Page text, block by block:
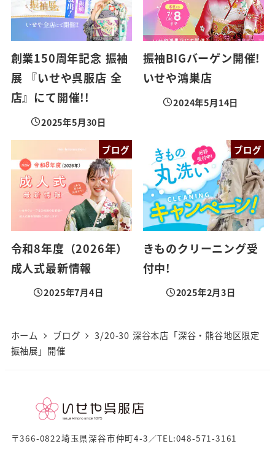
創業150周年記念 振袖
展 『いせや呉服店 全
店』にて開催!!
投稿日
2025年5月30日
振袖BIGバーゲン開催!
いせや鴻巣店
投稿日
2024年5月14日
ブログ
令和8年度（2026年）
成人式最新情報
投稿日
2025年7月4日
ブログ
きものクリーニング受
付中!
投稿日
2025年2月3日
ホーム ブログ
3/20-30 深谷本店「深谷・熊谷地区限定
振袖展」開催
〒366-0822埼玉県深谷市仲町4-3／TEL:048-571-3161